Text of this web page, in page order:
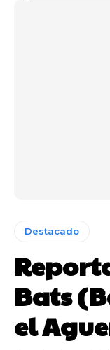
Destacado
Bats
el